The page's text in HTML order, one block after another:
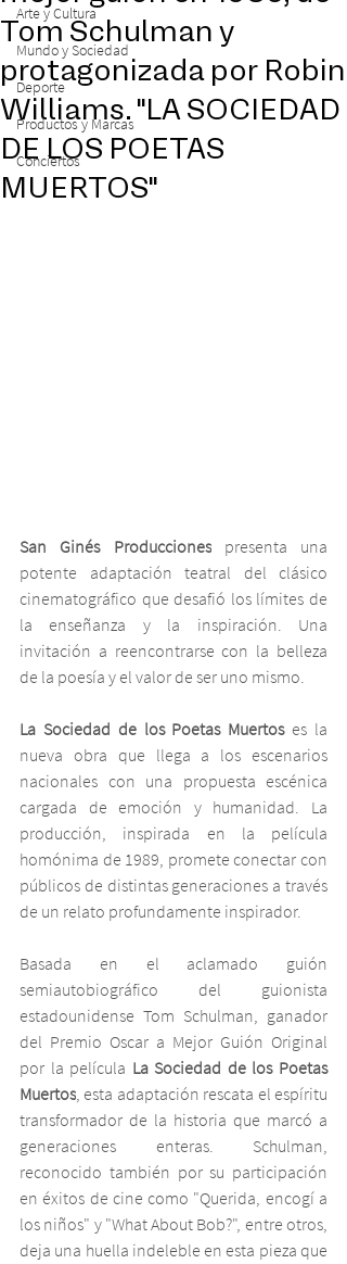
Arte y Cultura
Mundo y Sociedad
Deporte
Productos y Marcas
Conciertos
Tom Schulman y
protagonizada por Robin
Williams. "LA SOCIEDAD
DE LOS POETAS
MUERTOS"
San Ginés Producciones presenta una
potente adaptación teatral del clásico
cinematográfico que desafió los límites de
la enseñanza y la inspiración. Una
invitación a reencontrarse con la belleza
de la poesía y el valor de ser uno mismo.
La Sociedad de los Poetas Muertos es la
nueva obra que llega a los escenarios
nacionales con una propuesta escénica
cargada de emoción y humanidad. La
producción, inspirada en la película
homónima de 1989, promete conectar con
públicos de distintas generaciones a través
de un relato profundamente inspirador.
Basada en el aclamado guión
semiautobiográfico del guionista
estadounidense Tom Schulman, ganador
del Premio Oscar a Mejor Guión Original
por la película La Sociedad de los Poetas
Muertos, esta adaptación rescata el espíritu
transformador de la historia que marcó a
generaciones enteras. Schulman,
reconocido también por su participación
en éxitos de cine como "Querida, encogí a
los niños" y "What About Bob?", entre otros,
deja una huella indeleble en esta pieza que